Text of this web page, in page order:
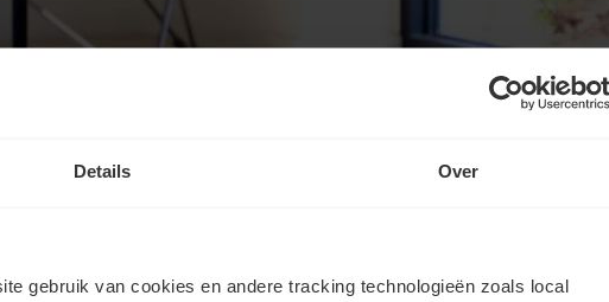
Details Over
gebruik van cookies en andere tracking technologieën zoals local